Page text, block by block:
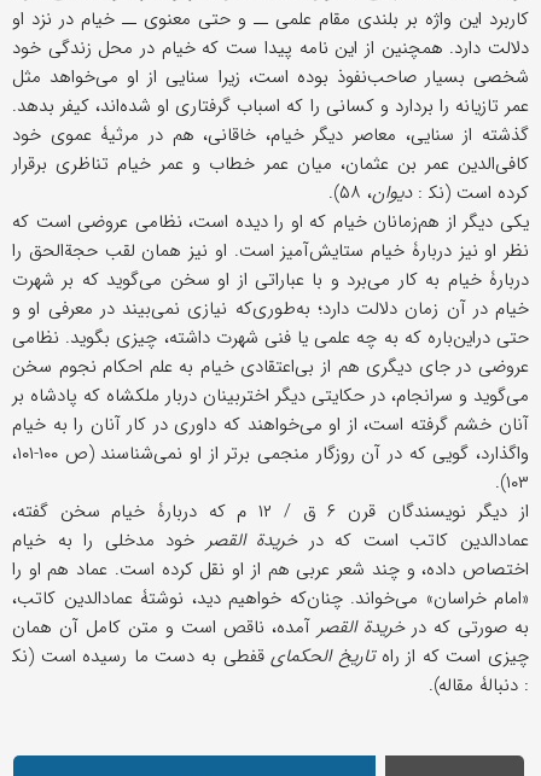
کاربرد این واژه بر بلندی مقام علمی ــ و حتى معنوی ــ خیام در نزد او
دلالت دارد. همچنین از این نامه پیدا ست که خیام در محل زندگی خود
شخصی بسیار صاحب‌نفوذ بوده است، زیرا سنایی از او می‌خواهد مثل
عمر تازیانه را بردارد و کسانی را که اسباب گرفتاری او شده‌اند، کیفر بدهد.
گذشته از سنایی، معاصر دیگر خیام، خاقانی، هم در مرثیۀ عموی خود
کافی‌الدین عمر بن عثمان، میان عمر خطاب و عمر خیام تناظری برقرار
کرده است (نک‍ :دیوان، ۵۸).
یکی دیگر از هم‌زمانان خیام که او را دیده است، نظامی عروضی است که
نظر او نیز دربارۀ خیام ستایش‌آمیز است. او نیز همان لقب حجةالحق را
دربارۀ خیام به کار می‌برد و با عباراتی از او سخن می‌گوید که بر شهرت
خیام در آن زمان دلالت دارد؛ به‌طوری‌که نیازی نمی‌بیند در معرفی او و
حتى دراین‌باره که به چه علمی یا فنی شهرت داشته، چیزی بگوید. نظامی
عروضی در جای دیگری هم از بی‌اعتقادی خیام به علم احکام نجوم سخن
می‌گوید و سرانجام، در حکایتی دیگر اختربینان دربار ملکشاه که پادشاه بر
آنان خشم گرفته است، از او می‌خواهند که داوری در کار آنان را به خیام
واگذارد، گویی که در آن روزگار منجمی برتر از او نمی‌شناسند (ص ۱۰۰-۱۰۱،
۱۰۳).
از دیگر نویسندگان قرن ۶ ق / ۱۲ م که دربارۀ خیام سخن گفته،
عمادالدین کاتب است که درخریدة القصر خود مدخلی را به خیام
اختصاص داده، و چند شعر عربی هم از او نقل کرده است. عماد هم او را
«امام خراسان» می‌خواند. چنان‌که خواهیم دید، نوشتۀ عمادالدین کاتب،
به صورتی که درخریدة القصر آمده، ناقص است و متن کامل آن همان
چیزی است که از راه تاریخ الحکمایقفطی به دست ما رسیده است (نک‍
: دنبالۀ مقاله).